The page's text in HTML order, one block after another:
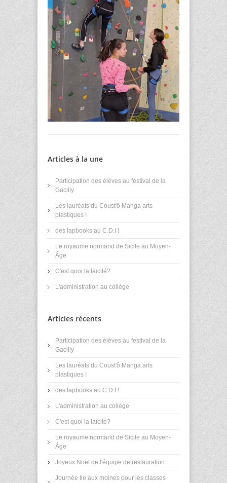
Articles à la une
Participation des élèves au festival de la
Gacilly
Les lauréats du Coust'ô Manga arts
plastiques !
des lapbooks au C.D.I !
Le royaume normand de Sicile au Moyen-
Âge
C'est quoi la laïcité?
L'administration au collège
Articles récents
Participation des élèves au festival de la
Gacilly
Les lauréats du Coust'ô Manga arts
plastiques !
des lapbooks au C.D.I !
L'administration au collège
C'est quoi la laïcité?
Le royaume normand de Sicile au Moyen-
Âge
Joyeux Noël de l'équipe de restauration
Journée Ile aux moines pour les classes